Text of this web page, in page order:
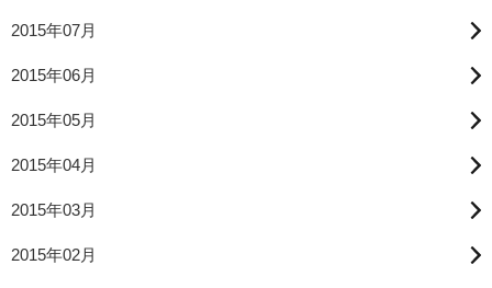
2015年07月
2015年06月
2015年05月
2015年04月
2015年03月
2015年02月